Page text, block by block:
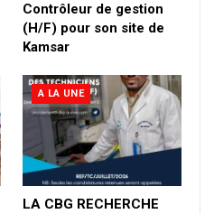
Contrôleur de gestion
(H/F) pour son site de
Kamsar
A LA UNE
LA CBG RECHERCHE